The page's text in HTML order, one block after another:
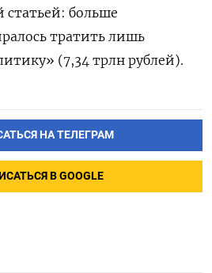
больше
тратить лишь
(7,34 трлн рублей).
НА ТЕЛЕГРАМ
В GOOGLE